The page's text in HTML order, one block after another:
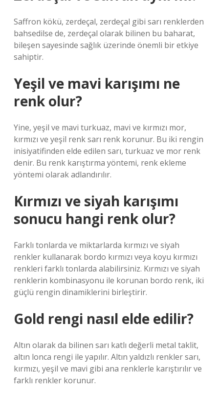
Saffron kökü, zerdeçal, zerdeçal gibi sarı renklerden
bahsedilse de, zerdeçal olarak bilinen bu baharat,
bileşen sayesinde sağlık üzerinde önemli bir etkiye
sahiptir.
Yeşil ve mavi karışımı ne
renk olur?
Yine, yeşil ve mavi turkuaz, mavi ve kırmızı mor,
kırmızı ve yeşil renk sarı renk korunur. Bu iki rengin
inisiyatifinden elde edilen sarı, turkuaz ve mor renk
denir. Bu renk karıştırma yöntemi, renk ekleme
yöntemi olarak adlandırılır.
Kırmızı ve siyah karışımı
sonucu hangi renk olur?
Farklı tonlarda ve miktarlarda kırmızı ve siyah
renkler kullanarak bordo kırmızı veya koyu kırmızı
renkleri farklı tonlarda alabilirsiniz. Kırmızı ve siyah
renklerin kombinasyonu ile korunan bordo renk, iki
güçlü rengin dinamiklerini birleştirir.
Gold rengi nasıl elde edilir?
Altın olarak da bilinen sarı katlı değerli metal taklit,
altın lonca rengi ile yapılır. Altın yaldızlı renkler sarı,
kırmızı, yeşil ve mavi gibi ana renklerle karıştırılır ve
farklı renkler korunur.